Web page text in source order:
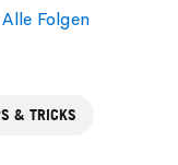
Alle Folgen
& TRICKS